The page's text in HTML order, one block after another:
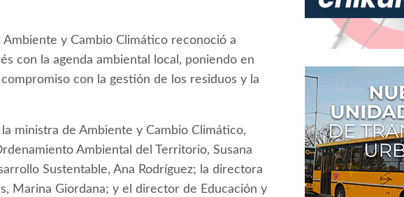
y Cambio Climático reconoció a
con la agenda ambiental local, poniendo en
con la gestión de los residuos y la
ministra de Ambiente y Cambio Climático,
Ambiental del Territorio, Susana
Sustentable, Ana Rodríguez; la directora
Marina Giordana; y el director de Educación y